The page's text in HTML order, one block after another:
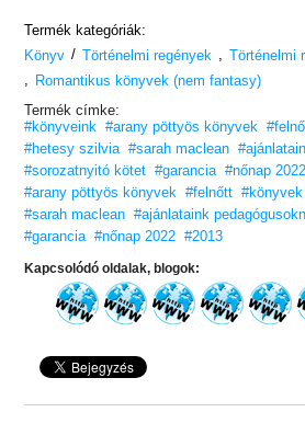
fogja megszegni: akik az élvezeteket
szabad reménytelen szerelemre lobbanniuk
Termék kategóriák:
Könyv / Történelmi regények , Történelmi
, Romantikus könyvek (nem fantasy)
Termék címke:
#könyveink #arany pöttyös könyvek
#hetesy szilvia #sarah maclean
#sorozatnyitó kötet #garancia #nőnap 2022
#arany pöttyös könyvek #felnőtt #könyvek
#sarah maclean #ajánlataink
#garancia #nőnap 2022 #2013
Kapcsolódó oldalak, blogok: